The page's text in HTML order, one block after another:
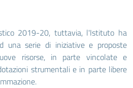
2019-20, tuttavia, l'Istituto ha
una serie di iniziative e proposte
risorse, in parte vincolate e
strumentali e in parte libere